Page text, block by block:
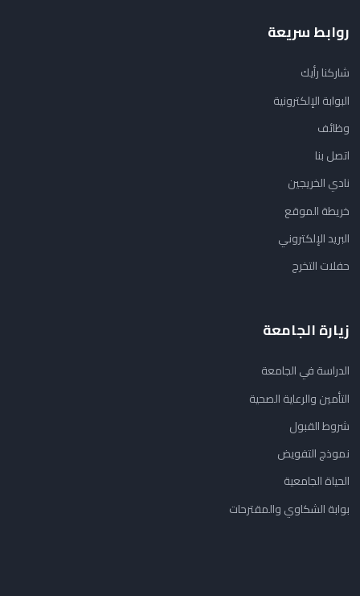
روابط سريعة
شاركنا رأيك
البوابة الإلكترونية
وظائف
اتصل بنا
نادي الخريجين
خريطة الموقع
البريد الإلكتروني
حفلات التخرج
زيارة الجامعة
الدراسة في الجامعة
التأمين والرعاية الصحية
شروط القبول
نموذج التفويض
الحياة الجامعية
بوابة الشكاوي والمقترحات